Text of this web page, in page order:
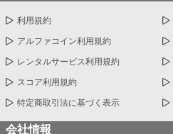
利用規約
アルファコイン利用規約
レンタルサービス利用規約
スコア利用規約
特定商取引法に基づく表示
会社情報